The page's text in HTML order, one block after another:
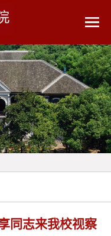
同志来我校视察